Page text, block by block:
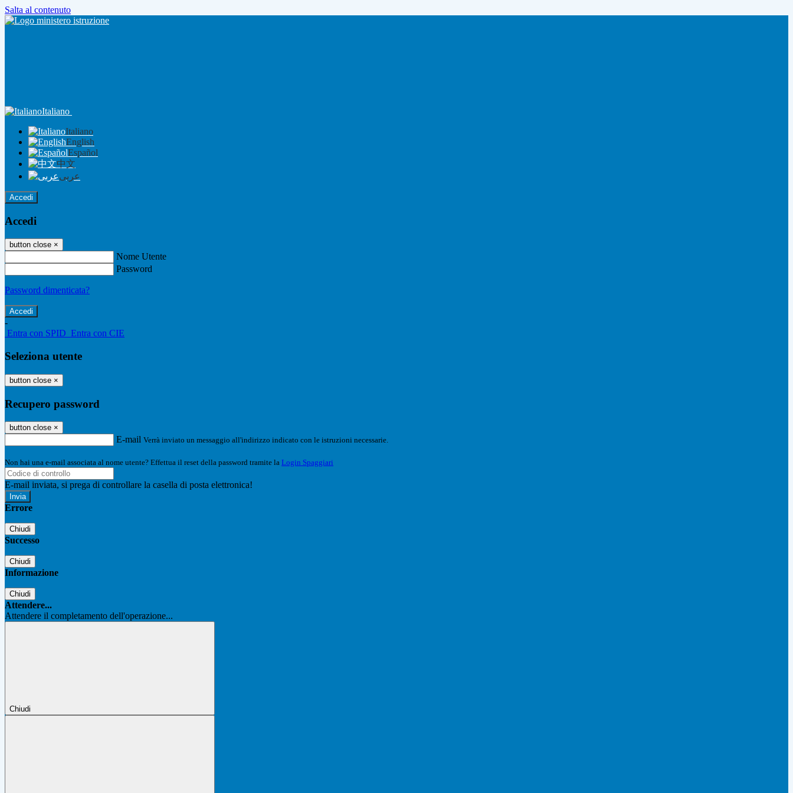
Salta al contenuto
Italiano
Italiano
English
Español
中文
عربى
Accedi
Accedi
button close ×
Nome Utente
Password
Password dimenticata?
-
Entra con SPID Entra con CIE
Seleziona utente
button close ×
Recupero password
button close ×
E-mail Verrà inviato un messaggio all'indirizzo indicato con le istruzioni necessarie.
Non hai una e-mail associata al nome utente? Effettua il reset della password tramite la Login Spaggiari
E-mail inviata, si prega di controllare la casella di posta elettronica!
Errore
Chiudi
Successo
Chiudi
Informazione
Chiudi
Attendere...
Attendere il completamento dell'operazione...
Chiudi